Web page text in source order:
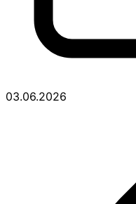
03.06.2026